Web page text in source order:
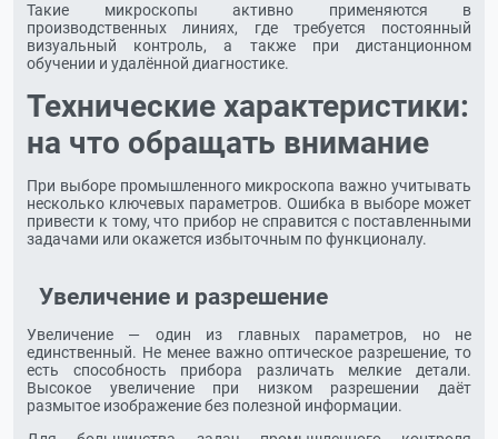
Такие микроскопы активно применяются в
производственных линиях, где требуется постоянный
визуальный контроль, а также при дистанционном
обучении и удалённой диагностике.
Технические характеристики:
на что обращать внимание
При выборе промышленного микроскопа важно учитывать
несколько ключевых параметров. Ошибка в выборе может
привести к тому, что прибор не справится с поставленными
задачами или окажется избыточным по функционалу.
Увеличение и разрешение
Увеличение — один из главных параметров, но не
единственный. Не менее важно оптическое разрешение, то
есть способность прибора различать мелкие детали.
Высокое увеличение при низком разрешении даёт
размытое изображение без полезной информации.